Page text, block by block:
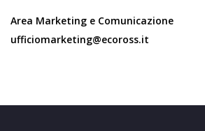
Area Marketing e Comunicazione
ufficiomarketing@ecoross.it